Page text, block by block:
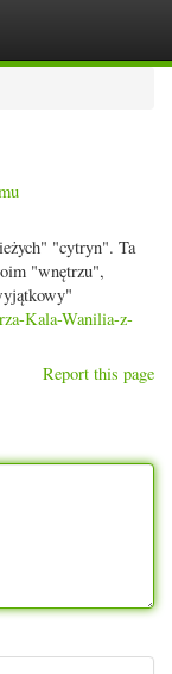
"cytryn". Ta
"wnętrzu",
Kala-Wanilia-z-
Report this page